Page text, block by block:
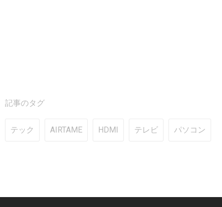
記事のタグ
テック AIRTAME HDMI テレビ パソコン